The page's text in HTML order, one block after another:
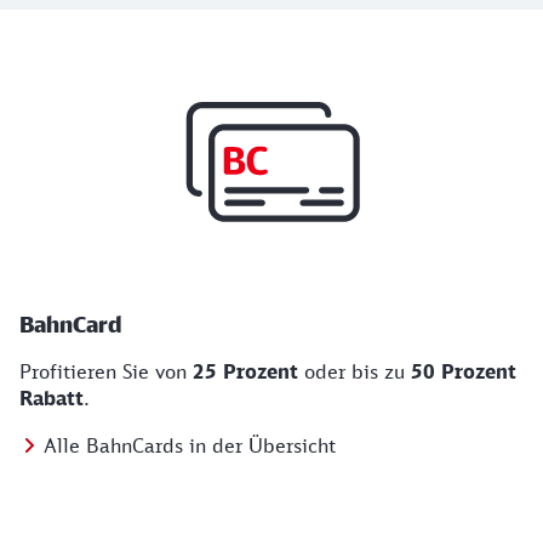
BahnCard
Profitieren Sie von 25 Prozent oder bis zu 50 Prozent
Rabatt.
Alle BahnCards in der Übersicht